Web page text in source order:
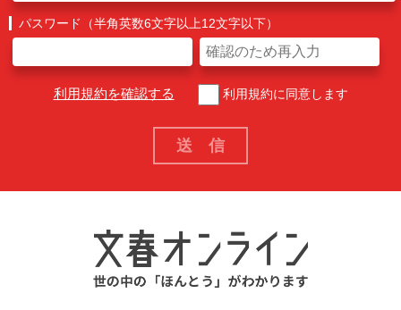
パスワード（半角英数6文字以上12文字以下）
利用規約を確認する 利用規約に同意します